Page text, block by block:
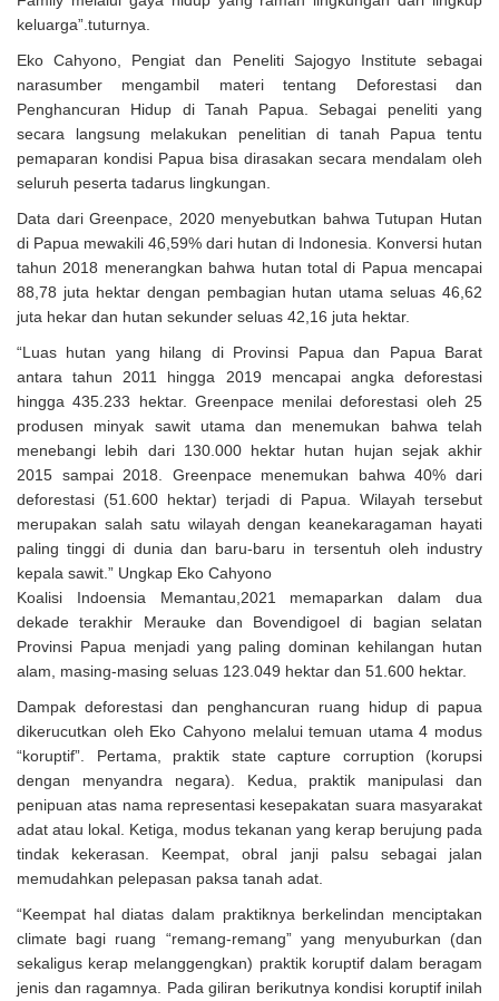
keluarga”.tuturnya.
Eko Cahyono, Pengiat dan Peneliti Sajogyo Institute sebagai
narasumber mengambil materi tentang Deforestasi dan
Penghancuran Hidup di Tanah Papua. Sebagai peneliti yang
secara langsung melakukan penelitian di tanah Papua tentu
pemaparan kondisi Papua bisa dirasakan secara mendalam oleh
seluruh peserta tadarus lingkungan.
Data dari Greenpace, 2020 menyebutkan bahwa Tutupan Hutan
di Papua mewakili 46,59% dari hutan di Indonesia. Konversi hutan
tahun 2018 menerangkan bahwa hutan total di Papua mencapai
88,78 juta hektar dengan pembagian hutan utama seluas 46,62
juta hekar dan hutan sekunder seluas 42,16 juta hektar.
“Luas hutan yang hilang di Provinsi Papua dan Papua Barat
antara tahun 2011 hingga 2019 mencapai angka deforestasi
hingga 435.233 hektar. Greenpace menilai deforestasi oleh 25
produsen minyak sawit utama dan menemukan bahwa telah
menebangi lebih dari 130.000 hektar hutan hujan sejak akhir
2015 sampai 2018. Greenpace menemukan bahwa 40% dari
deforestasi (51.600 hektar) terjadi di Papua. Wilayah tersebut
merupakan salah satu wilayah dengan keanekaragaman hayati
paling tinggi di dunia dan baru-baru in tersentuh oleh industry
kepala sawit.” Ungkap Eko Cahyono
Koalisi Indoensia Memantau,2021 memaparkan dalam dua
dekade terakhir Merauke dan Bovendigoel di bagian selatan
Provinsi Papua menjadi yang paling dominan kehilangan hutan
alam, masing-masing seluas 123.049 hektar dan 51.600 hektar.
Dampak deforestasi dan penghancuran ruang hidup di papua
dikerucutkan oleh Eko Cahyono melalui temuan utama 4 modus
“koruptif”. Pertama, praktik state capture corruption (korupsi
dengan menyandra negara). Kedua, praktik manipulasi dan
penipuan atas nama representasi kesepakatan suara masyarakat
adat atau lokal. Ketiga, modus tekanan yang kerap berujung pada
tindak kekerasan. Keempat, obral janji palsu sebagai jalan
memudahkan pelepasan paksa tanah adat.
“Keempat hal diatas dalam praktiknya berkelindan menciptakan
climate bagi ruang “remang-remang” yang menyuburkan (dan
sekaligus kerap melanggengkan) praktik koruptif dalam beragam
jenis dan ragamnya. Pada giliran berikutnya kondisi koruptif inilah